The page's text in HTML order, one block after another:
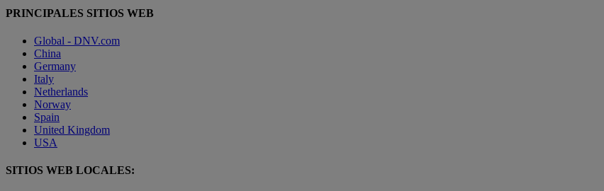
PRINCIPALES SITIOS WEB
Global - DNV.com
China
Germany
Italy
Netherlands
Norway
Spain
United Kingdom
USA
SITIOS WEB LOCALES: